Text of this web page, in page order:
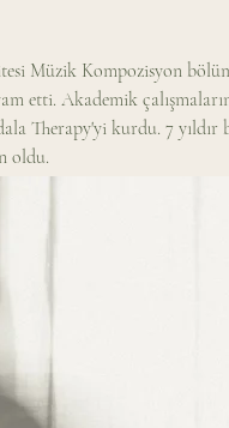
Müzik Kompozisyon
etti. Akademik
Therapy'yi kurdu. 7
oldu.